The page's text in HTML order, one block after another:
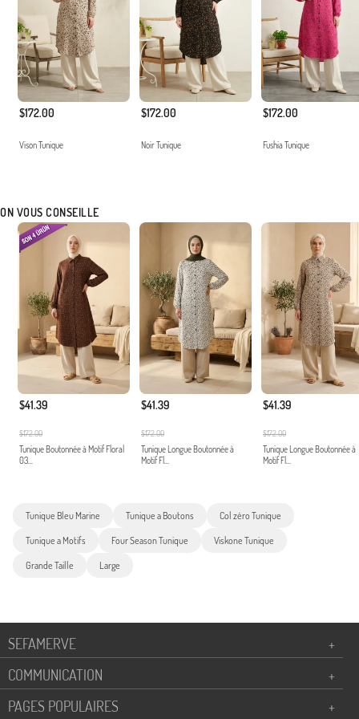
$172.00
Vison Tunique
$172.00
Noir Tunique
$172.00
Fushia Tunique
ON VOUS CONSEILLE
$41.39
$172.00
Tunique Boutonnée à Motif Floral
03...
$41.39
$172.00
Tunique Longue Boutonnée à
Motif Fl...
$41.39
$172.00
Tunique Longue Boutonnée à
Motif Fl...
Tunique Bleu Marine Tunique a Boutons Col zéro Tunique
Tunique a Motifs Four Season Tunique Viskone Tunique
Grande Taille Large
SEFAMERVE
+
COMMUNICATION
+
PAGES POPULAIRES
+